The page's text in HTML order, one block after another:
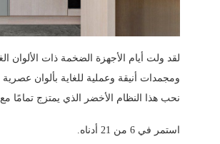
لقد ولت أيام الأجهزة الضخمة ذات الألوان
ومجمدات أنيقة وعملية للغاية بألوان
نحب هذا النظام الأخضر الذي يمتزج تمامًا مع
استمر في 6 من 21 أدناه.